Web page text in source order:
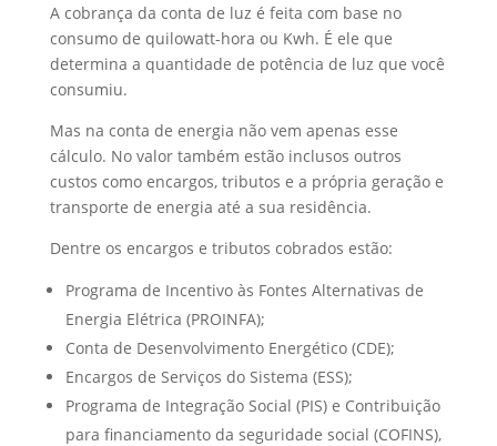
A cobrança da conta de luz é feita com base no
consumo de quilowatt-hora ou Kwh. É ele que
determina a quantidade de potência de luz que você
consumiu.
Mas na conta de energia não vem apenas esse
cálculo. No valor também estão inclusos outros
custos como encargos, tributos e a própria geração e
transporte de energia até a sua residência.
Dentre os encargos e tributos cobrados estão:
Programa de Incentivo às Fontes Alternativas de
Energia Elétrica (PROINFA);
Conta de Desenvolvimento Energético (CDE);
Encargos de Serviços do Sistema (ESS);
Programa de Integração Social (PIS) e Contribuição
para financiamento da seguridade social (COFINS),